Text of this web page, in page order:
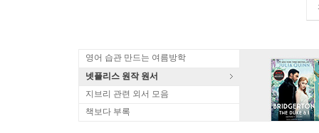
영어 습관 만드는 여름방학
넷플리스 원작 원서
지브리 관련 외서 모음
책보다 부록